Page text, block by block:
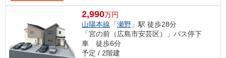
2,990万円
山陽本線 「瀬野 」駅 徒歩28分
「宮の前（広島市安芸区）」バス停下
車 徒歩6分
予定 / 2階建